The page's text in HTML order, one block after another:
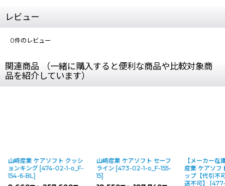
レビュー
0件のレビュー
関連商品 （一緒に購入すると便利な商品や比較対象商
品を紹介しています）
山崎産業 ケアソフト クッシ
ョンキング [474-02-1-o_F-
154-6-BL]
山崎産業 ケアソフト セーフ
ライン [473-02-1-o_F-155-
15]
【メーカー在
産業 ケアソフ
ップ【代引不
送不可】
[